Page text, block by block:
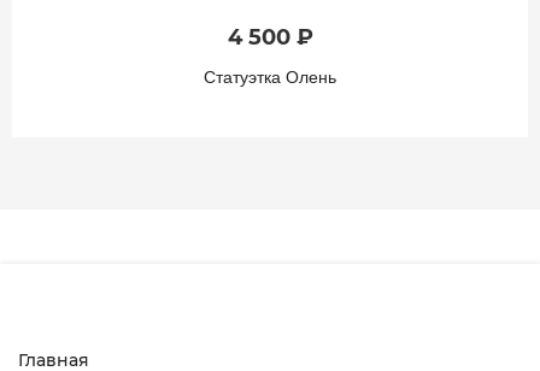
4 500 ₽
Статуэтка Олень
Главная